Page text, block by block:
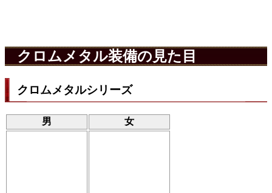
クロムメタル装備の見た目
クロムメタルシリーズ
男 女